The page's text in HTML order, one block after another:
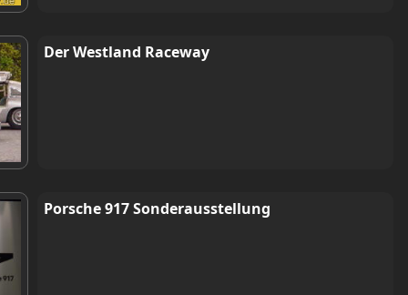
Der Westland Raceway
Porsche 917 Sonderausstellung